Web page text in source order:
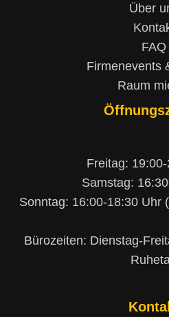
Über
FAQ
Firmenevents
Raum
Freitag:
Samstag:
Sonntag: 16:00-18:30 Uhr
Bürozeiten: Dienstag-